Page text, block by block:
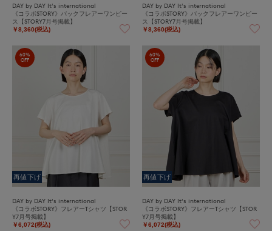
DAY by DAY It's international
《コラボSTORY》バックフレアーワンピー
ス【STORY7月号掲載】
￥8,360(税込)
DAY by DAY It's international
《コラボSTORY》バックフレアーワンピー
ス【STORY7月号掲載】
￥8,360(税込)
60%
OFF
再値下げ
DAY by DAY It's international
《コラボSTORY》フレアーTシャツ【STOR
Y7月号掲載】
￥6,072(税込)
60%
OFF
再値下げ
DAY by DAY It's international
《コラボSTORY》フレアーTシャツ【STOR
Y7月号掲載】
￥6,072(税込)